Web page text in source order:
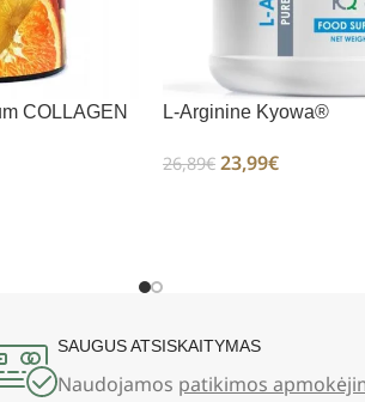
COLLAGEN
L-Arginine Kyowa®
26,89€ 23,99€
SAUGUS ATSISKAITYMAS
Naudojamos patikimos